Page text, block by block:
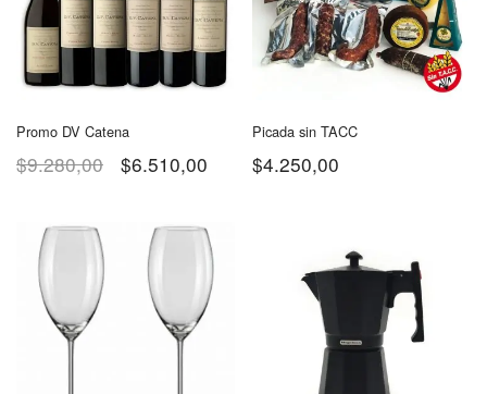
Promo DV Catena
$9.280,00 $6.510,00
Picada sin TACC
$4.250,00